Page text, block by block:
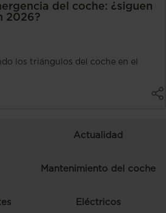
del coche: ¿siguen
2026?
los triángulos del coche en el
Actualidad
Mantenimiento del coche
Eléctricos